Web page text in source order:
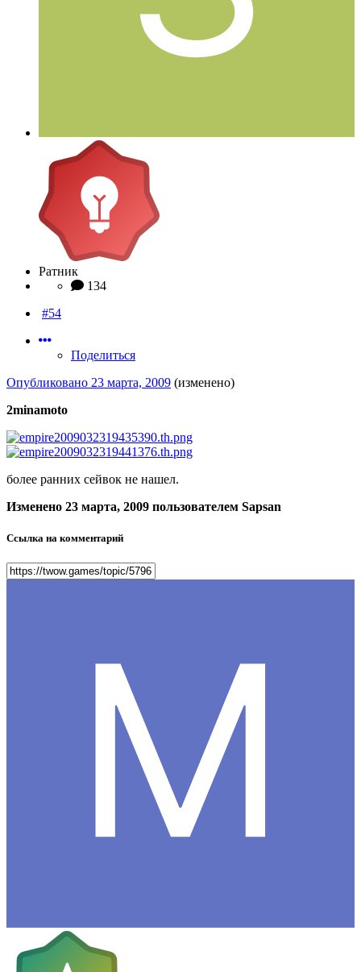
Ратник
134
#54
Поделиться
Опубликовано 23 марта, 2009 (изменено)
2minamoto
более ранних сейвок не нашел.
Изменено 23 марта, 2009 пользователем Sapsan
Ссылка на комментарий